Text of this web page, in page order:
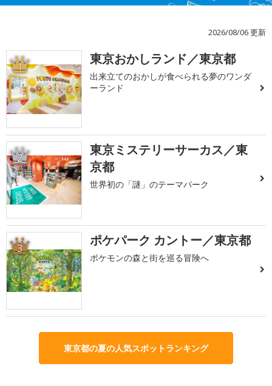
2026/08/06 更新
1 東京おかしランド／東京都
出来立てのおかしが食べられる夢のワンダ
ーランド
2
東京ミステリーサーカス／東
京都
世界初の「謎」のテーマパーク
3 ポケパーク カントー／東京都
ポケモンの森と街を巡る冒険へ
東京都の夏の人気スポットランキング